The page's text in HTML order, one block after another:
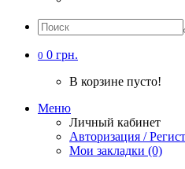
0 0 грн.
В корзине пусто!
Меню
Личный кабинет
Авторизация /
Мои закладки (0)